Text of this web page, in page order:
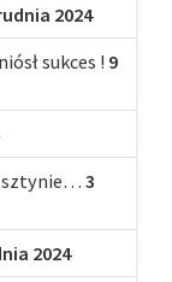
2024
sukces ! 9
3
2024